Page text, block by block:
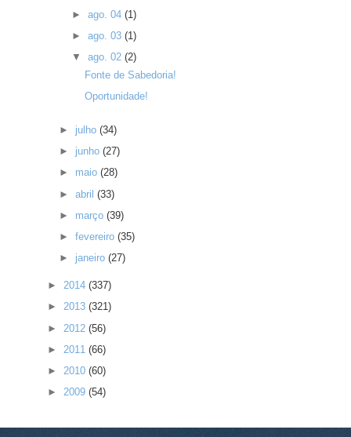
► ago. 04 (1)
► ago. 03 (1)
▼ ago. 02 (2)
Fonte de Sabedoria!
Oportunidade!
► julho(34)
► junho(27)
► maio(28)
►abril(33)
► março(39)
►fevereiro(35)
► janeiro(27)
► 2014 (337)
► 2013 (321)
► 2012 (56)
► 2011 (66)
► 2010 (60)
► 2009 (54)